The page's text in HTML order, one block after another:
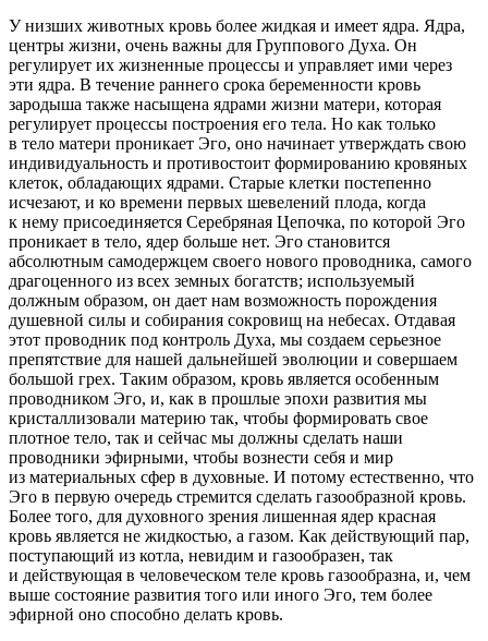
У низших животных кровь более жидкая и имеет ядра. Ядра,
центры жизни, очень важны для Группового Духа. Он
регулирует их жизненные процессы и управляет ими через
эти ядра. В течение раннего срока беременности кровь
зародыша также насыщена ядрами жизни матери, которая
регулирует процессы построения его тела. Но как только
в тело матери проникает Эго, оно начинает утверждать свою
индивидуальность и противостоит формированию кровяных
клеток, обладающих ядрами. Старые клетки постепенно
исчезают, и ко времени первых шевелений плода, когда
к нему присоединяется Серебряная Цепочка, по которой Эго
проникает в тело, ядер больше нет. Эго становится
абсолютным самодержцем своего нового проводника, самого
драгоценного из всех земных богатств; используемый
должным образом, он дает нам возможность порождения
душевной силы и собирания сокровищ на небесах. Отдавая
этот проводник под контроль Духа, мы создаем серьезное
препятствие для нашей дальнейшей эволюции и совершаем
большой грех. Таким образом, кровь является особенным
проводником Эго, и, как в прошлые эпохи развития мы
кристаллизовали материю так, чтобы формировать свое
плотное тело, так и сейчас мы должны сделать наши
проводники эфирными, чтобы вознести себя и мир
из материальных сфер в духовные. И потому естественно, что
Эго в первую очередь стремится сделать газообразной кровь.
Более того, для духовного зрения лишенная ядер красная
кровь является не жидкостью, а газом. Как действующий пар,
поступающий из котла, невидим и газообразен, так
и действующая в человеческом теле кровь газообразна, и, чем
выше состояние развития того или иного Эго, тем более
эфирной оно способно делать кровь.